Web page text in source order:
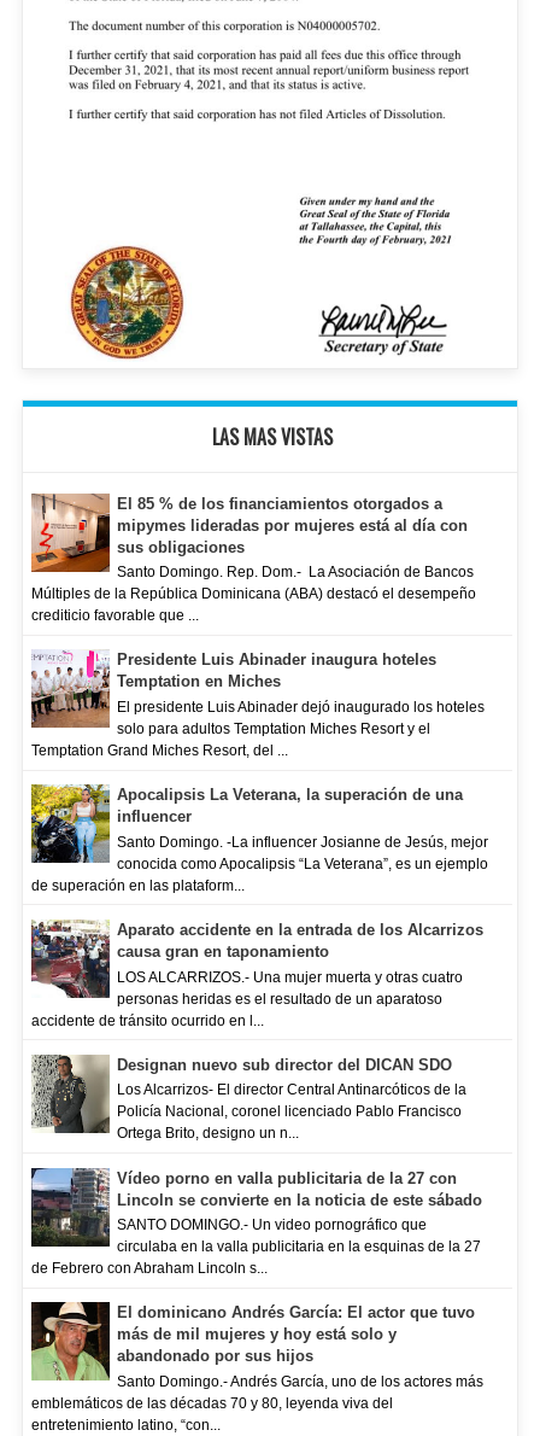
LAS MAS VISTAS
El 85 % de los financiamientos otorgados a
mipymes lideradas por mujeres está al día con
sus obligaciones
Santo Domingo. Rep. Dom.- La Asociación de Bancos
Múltiples de la República Dominicana (ABA) destacó el desempeño
crediticio favorable que ...
Presidente Luis Abinader inaugura hoteles
Temptation en Miches
El presidente Luis Abinader dejó inaugurado los hoteles
solo para adultos Temptation Miches Resort y el
Temptation Grand Miches Resort, del ...
Apocalipsis La Veterana, la superación de una
influencer
Santo Domingo. -La influencer Josianne de Jesús, mejor
conocida como Apocalipsis “La Veterana”, es un ejemplo
de superación en las plataform...
Aparato accidente en la entrada de los Alcarrizos
causa gran en taponamiento
LOS ALCARRIZOS.- Una mujer muerta y otras cuatro
personas heridas es el resultado de un aparatoso
accidente de tránsito ocurrido en l...
Designan nuevo sub director del DICAN SDO
Los Alcarrizos- El director Central Antinarcóticos de la
Policía Nacional, coronel licenciado Pablo Francisco
Ortega Brito, designo un n...
Vídeo porno en valla publicitaria de la 27 con
Lincoln se convierte en la noticia de este sábado
SANTO DOMINGO.- Un video pornográfico que
circulaba en la valla publicitaria en la esquinas de la 27
de Febrero con Abraham Lincoln s...
El dominicano Andrés García: El actor que tuvo
más de mil mujeres y hoy está solo y
abandonado por sus hijos
Santo Domingo.- Andrés García, uno de los actores más
emblemáticos de las décadas 70 y 80, leyenda viva del
entretenimiento latino, “con...